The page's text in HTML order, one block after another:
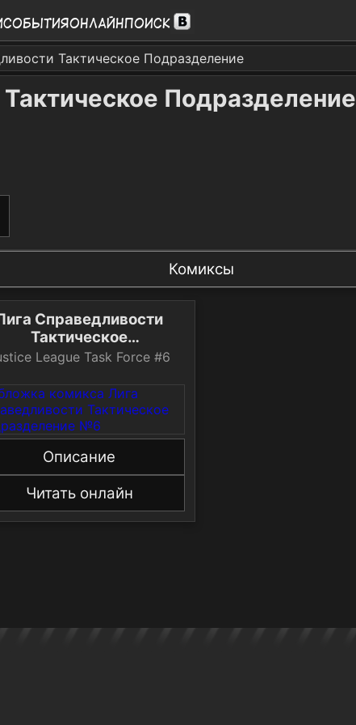
СобытияОнлайнПоиск
Тактическое Подразделение
Подразделение
Комиксы
Справедливости
Тактическое
Подразделение №6
League Task Force #6
Описание
Читать онлайн